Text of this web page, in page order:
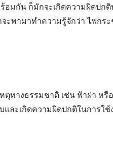
อมกัน ก็มักจะเกิดความผิดปก
พามาทำความรู้จักว่า ไฟกร
ตุทางธรรมชาติ เช่น ฟ้าผ่า
ะเกิดความผิดปกติในการใ